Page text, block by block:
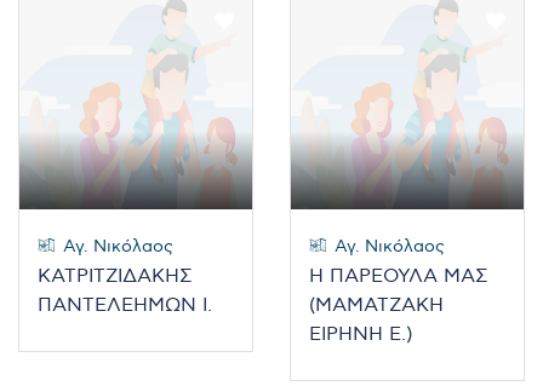
Αγ. Νικόλαος
ΚΑΤΡΙΤΖΙΔΑΚΗΣ
ΠΑΝΤΕΛΕΗΜΩΝ Ι.
Αγ. Νικόλαος
Η ΠΑΡΕΟΥΛΑ ΜΑΣ
(ΜΑΜΑΤΖΑΚΗ
ΕΙΡΗΝΗ Ε.)